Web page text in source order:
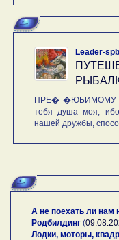
Leader-spb
ПРЕ� �ЮБИМОМУ
тебя душа моя,
нашей дружбы,
А не поехать ли нам
Родбилдинг (
Лодки, моторы,